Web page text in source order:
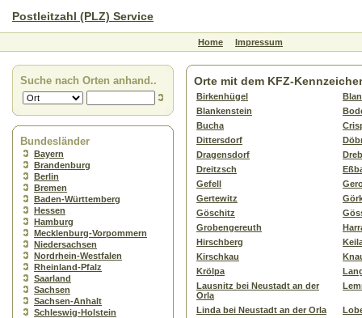
Postleitzahl (PLZ) Service
Home Impressum
Suche nach Orten anhand..
Bundesländer
Bayern
Brandenburg
Berlin
Bremen
Baden-Württemberg
Hessen
Hamburg
Mecklenburg-Vorpommern
Niedersachsen
Nordrhein-Westfalen
Rheinland-Pfalz
Saarland
Sachsen
Sachsen-Anhalt
Schleswig-Holstein
Orte mit dem KFZ-
Birkenhügel
Blankenstein
Bucha
Dittersdorf
Dragensdorf
Dreitzsch
Gefell
Gertewitz
Göschitz
Grobengereuth
Hirschberg
Kirschkau
Krölpa
Lausnitz bei Neustadt an der
Orla
Linda bei Neustadt an der Orla